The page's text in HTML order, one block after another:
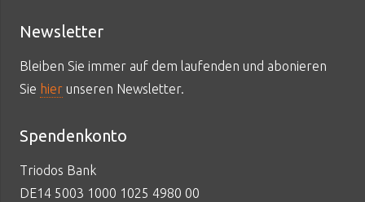
Newsletter
Bleiben Sie immer auf dem laufenden und abonieren
Sie hier unseren Newsletter.
Spendenkonto
Triodos Bank
DE14 5003 1000 1025 4980 00